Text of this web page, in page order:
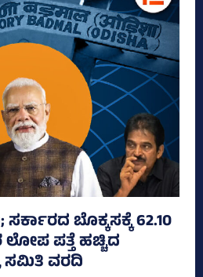
ಸರ್ಕಾರದ ಬೊಕ್ಕಸಕ್ಕೆ 62.10
ಲೋಪ ಪತ್ತೆ ಹಚ್ಚಿದ
ಸಮಿತಿ ವರದಿ